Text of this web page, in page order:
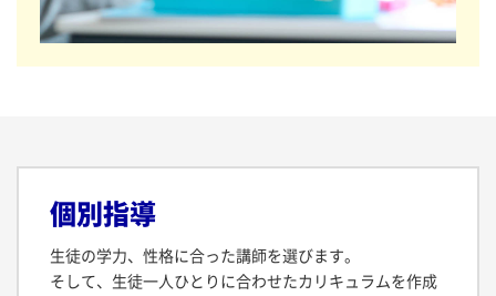
個別指導
生徒の学力、性格に合った講師を選びます。
そして、生徒一人ひとりに合わせたカリキュラムを作成